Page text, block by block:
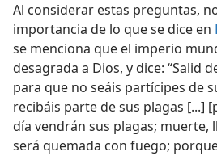
Al considerar estas preguntas,
importancia de lo que se dice en
se menciona que el imperio
desagrada a Dios, y dice: “Salid
para que no seáis partícipes de
recibáis parte de sus plagas [...]
día vendrán sus plagas; muerte,
será quemada con fuego;